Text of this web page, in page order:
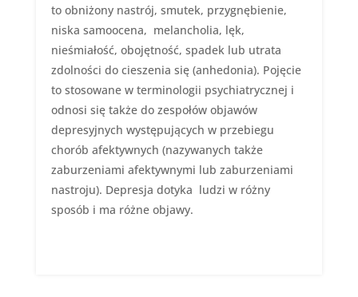
to obniżony nastrój, smutek, przygnębienie,
niska samoocena, melancholia, lęk,
nieśmiałość, obojętność, spadek lub utrata
zdolności do cieszenia się (anhedonia). Pojęcie
to stosowane w terminologii psychiatrycznej i
odnosi się także do zespołów objawów
depresyjnych występujących w przebiegu
chorób afektywnych (nazywanych także
zaburzeniami afektywnymi lub zaburzeniami
nastroju). Depresja dotyka ludzi w różny
sposób i ma różne objawy.